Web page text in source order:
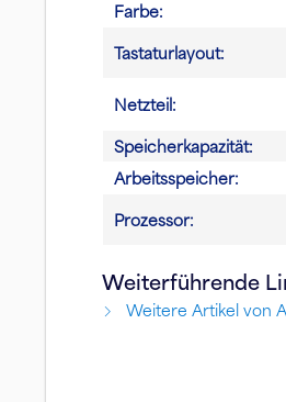
Farbe:
Tastaturlayout:
Netzteil:
Speicherkapazität:
Arbeitsspeicher:
Prozessor:
Weiterführende
Weitere Artikel von